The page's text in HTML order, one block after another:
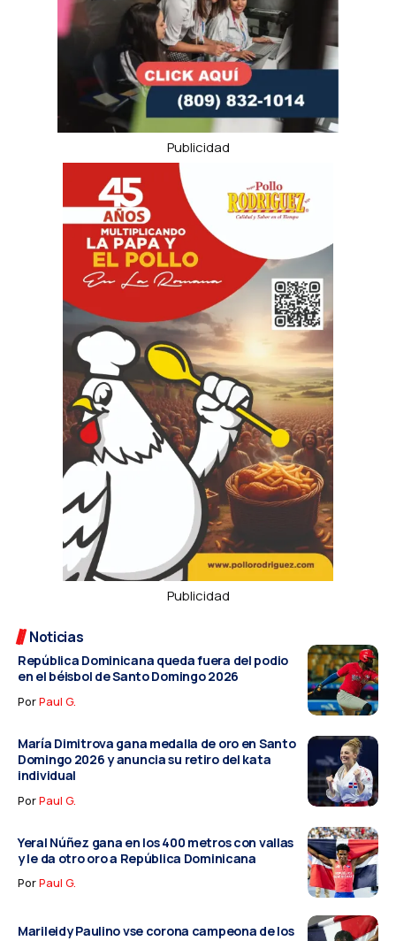
Publicidad
Publicidad
Noticias
República Dominicana queda fuera del podio
en el béisbol de Santo Domingo 2026
PorPaul G.
María Dimitrova gana medalla de oro en Santo
Domingo 2026 y anuncia su retiro del kata
individual
PorPaul G.
Yeral Núñez gana en los 400 metros con vallas
y le da otro oro a República Dominicana
PorPaul G.
Marileidy Paulino vse corona campeona de los